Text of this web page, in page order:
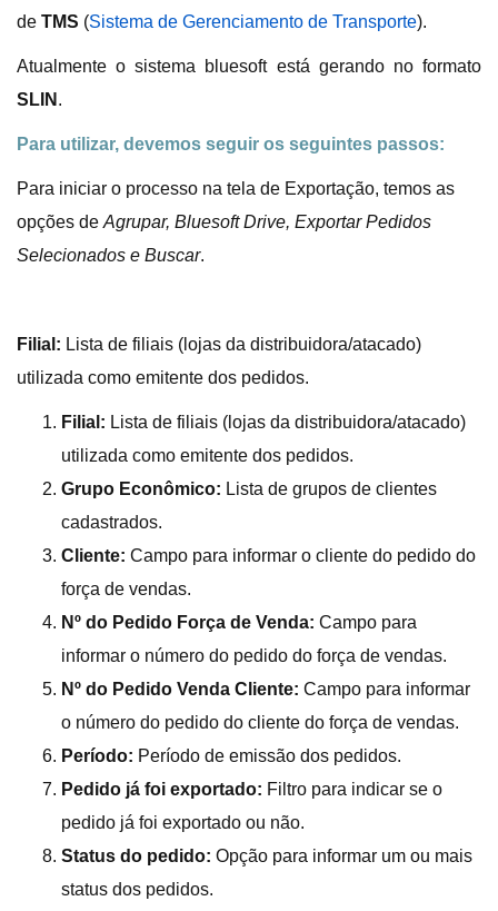
de TMS (Sistema de Gerenciamento de Transporte).
Atualmente o sistema bluesoft está gerando no formato
SLIN .
Para utilizar, devemos seguir os seguintes passos:
Para iniciar o processo na tela de Exportação, temos as
opções de Agrupar, Bluesoft Drive, Exportar Pedidos
Selecionados e Buscar.
Filial: Lista de filiais (lojas da distribuidora/atacado)
utilizada como emitente dos pedidos.
Filial: Lista de filiais (lojas da distribuidora/atacado)
utilizada como emitente dos pedidos.
Grupo Econômico: Lista de grupos de clientes
cadastrados.
Cliente: Campo para informar o cliente do pedido do
força de vendas.
Nº do Pedido Força de Venda: Campo para
informar o número do pedido do força de vendas.
Nº do Pedido Venda Cliente: Campo para informar
o número do pedido do cliente do força de vendas.
Período: Período de emissão dos pedidos.
Pedido já foi exportado: Filtro para indicar se o
pedido já foi exportado ou não.
Status do pedido: Opção para informar um ou mais
status dos pedidos.